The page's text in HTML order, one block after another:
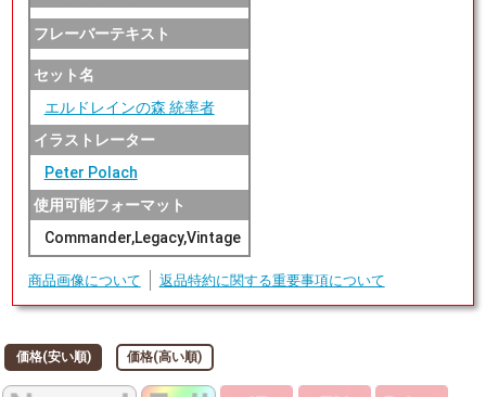
フレーバーテキスト
セット名
エルドレインの森 統率者
イラストレーター
Peter Polach
使用可能フォーマット
Commander,Legacy,Vintage
商品画像について 返品特約に関する重要事項について
価格(安い順) 価格(高い順)